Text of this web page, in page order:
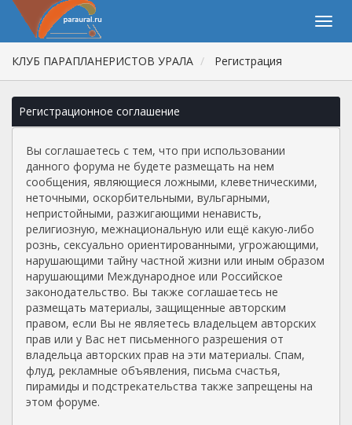
КЛУБ ПАРАПЛАНЕРИСТОВ УРАЛА Регистрация
Регистрационное соглашение
Вы соглашаетесь с тем, что при использовании
данного форума не будете размещать на нем
сообщения, являющиеся ложными, клеветническими,
неточными, оскорбительными, вульгарными,
непристойными, разжигающими ненависть,
религиозную, межнациональную или ещё какую-либо
рознь, сексуально ориентированными, угрожающими,
нарушающими тайну частной жизни или иным образом
нарушающими Международное или Российское
законодательство. Вы также соглашаетесь не
размещать материалы, защищенные авторским
правом, если Вы не являетесь владельцем авторских
прав или у Вас нет письменного разрешения от
владельца авторских прав на эти материалы. Спам,
флуд, рекламные объявления, письма счастья,
пирамиды и подстрекательства также запрещены на
этом форуме.